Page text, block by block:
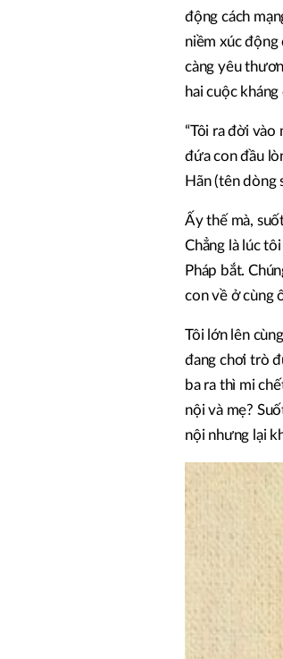
động cách
niềm xúc động
càng yêu
hai cuộc
“Tôi ra đời
đứa con đầu
Hãn (tên dòng
Ấy thế mà,
Chẳng là lúc
Pháp bắt.
con về ở cùng
Tôi lớn lên
đang chơi trò
ba ra thì mi
nội và mẹ?
nội nhưng lại